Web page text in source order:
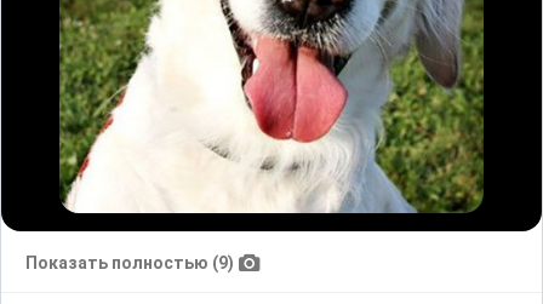
Показать полностью (9)